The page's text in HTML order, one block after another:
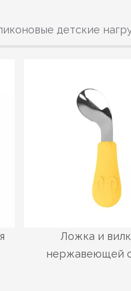
детские
Ложка и
нержавеющей